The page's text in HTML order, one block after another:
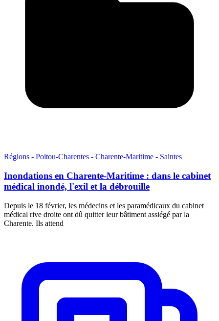
Régions - Poitou-Charentes - Charente-Maritime - Saintes
Inondations en Charente-Maritime : dans le cabinet
médical inondé, l'exil et la débrouille
Depuis le 18 février, les médecins et les paramédicaux du cabinet
médical rive droite ont dû quitter leur bâtiment assiégé par la
Charente. Ils attend